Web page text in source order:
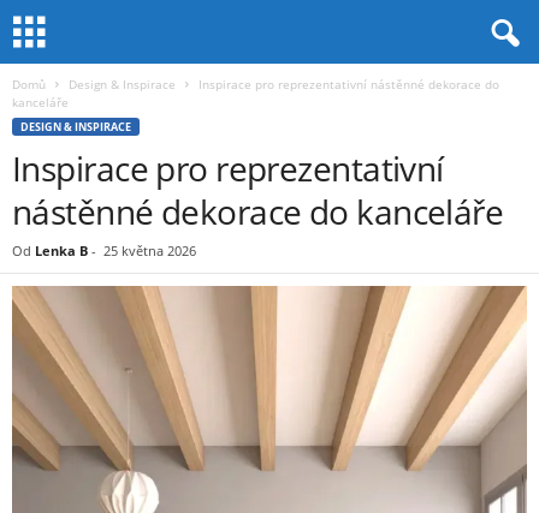
Domů Design & Inspirace
Inspirace pro reprezentativní nástěnné dekorace do
kanceláře
DESIGN & INSPIRACE
Inspirace pro reprezentativní
nástěnné dekorace do kanceláře
Od Lenka B - 25 května 2026